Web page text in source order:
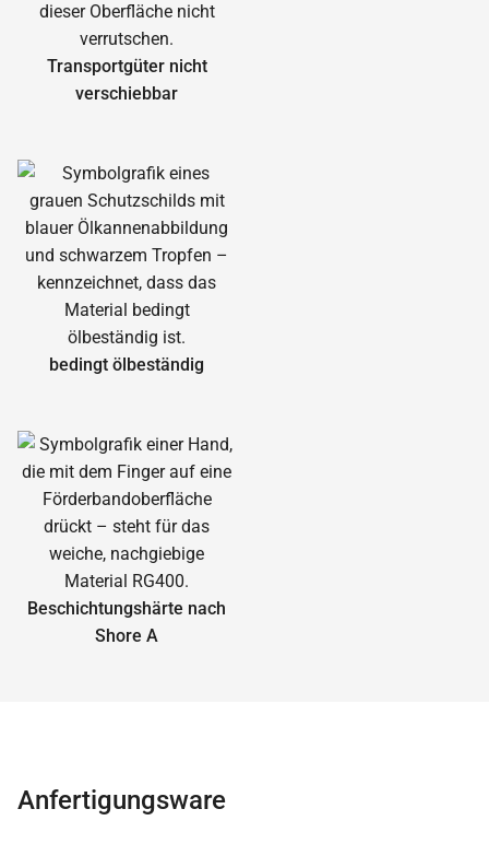
Transportgüter nicht
verschiebbar
bedingt ölbeständig
Beschichtungshärte nach
Shore A
Anfertigungsware